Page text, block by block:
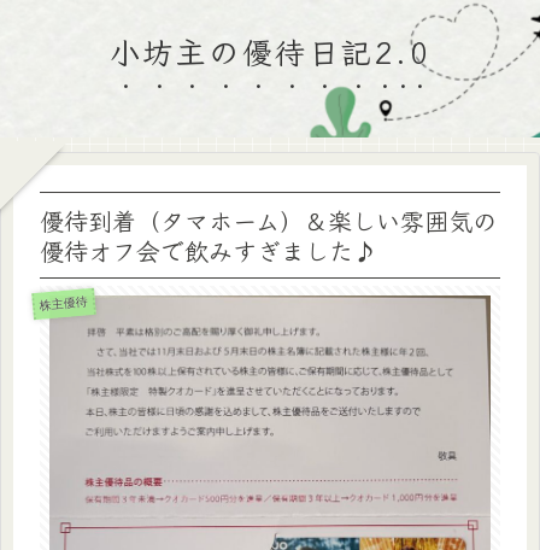
小坊主の優待日記2.0
優待到着（タマホーム）＆楽しい雰囲気の
優待オフ会で飲みすぎました♪
株主優待